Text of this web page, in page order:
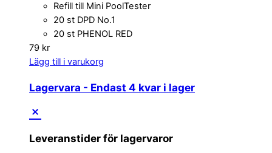
Refill till Mini PoolTester
20 st DPD No.1
20 st PHENOL RED
79 kr
Lägg till i varukorg
Lagervara - Endast 4 kvar i lager
Leveranstider för lagervaror